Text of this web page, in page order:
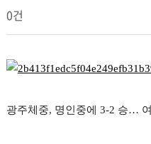
작
성
배
드
턴
리
댓
글
0건
본
광주체중, 명인중에 3-2 승…